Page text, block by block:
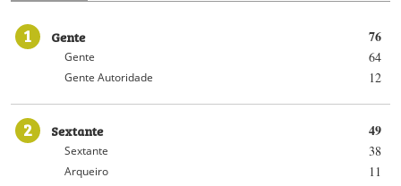
1 76
Gente
64
Gente
12
Gente Autoridade
2 49
Sextante
38
Sextante
11
Arqueiro